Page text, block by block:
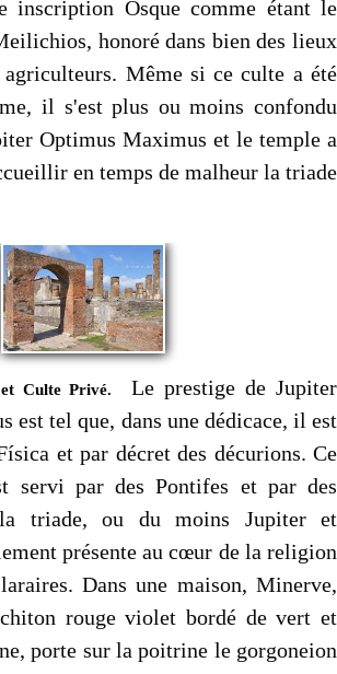
inscription Osque comme étant le
honoré dans bien des lieux
Même si ce culte a été
il s'est plus ou moins confondu
Optimus Maximus et le temple a
en temps de malheur la triade
Culte Privé.
Le prestige de Jupiter
est tel que, dans une dédicace, il est
et par décret des décurions. Ce
servi par des Pontifes et par des
triade, ou du moins Jupiter et
présente au cœur de la religion
Dans une maison, Minerve,
rouge violet bordé de vert et
porte sur la poitrine le gorgoneion